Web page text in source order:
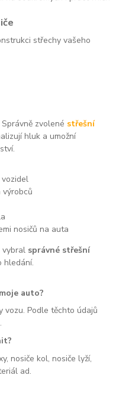
střechy vašeho
zvolené střešní
hluk a umožní
vozidel
nosičů na auta
vybral správné střešní
hledání.
auto?
vozu. Podle těchto údajů
nosiče kol, nosiče lyží,
ad.